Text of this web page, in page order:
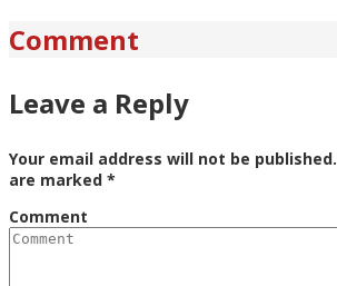
Comment
Leave a Reply
Your email address will not be published.
are marked *
Comment